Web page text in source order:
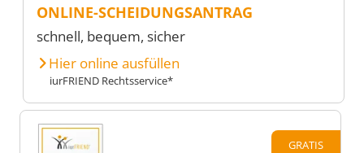
ONLINE-SCHEIDUNGSANTRAG
schnell, bequem, sicher
Hier online ausfüllen
iurFRIEND Rechtsservice*
GRATIS